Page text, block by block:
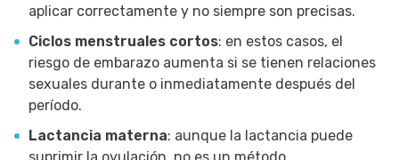
aplicar correctamente y no siempre son precisas.
Ciclos menstruales cortos: en estos casos, el
riesgo de embarazo aumenta si se tienen relaciones
sexuales durante o inmediatamente después del
período.
Lactancia materna: aunque la lactancia puede